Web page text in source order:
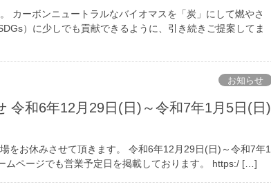
カーボンニュートラルなバイオマスを「炭」にして燃やさ
）に少しでも貢献できるように、引き続きご提案してま
お知らせ
令和6年12月29日(日)～令和7年1月5日(日)
をお休みさせて頂きます。 令和6年12月29日(日)～令和7年1
ムページでも営業予定日を掲載しております。 https:/ […]